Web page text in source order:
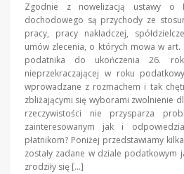
Zgodnie z nowelizacją ustawy o
dochodowego są przychody ze
pracy, pracy nakładczej,
umów zlecenia, o których mowa w
podatnika do ukończenia 26.
nieprzekraczającej w roku
wprowadzane z rozmachem i tak
zbliżającymi się wyborami zwolnienie
rzeczywistości nie przysparza
zainteresowanym jak i
płatnikom? Poniżej przedstawiamy
zostały zadane w dziale podatkowym
zrodziły się […]